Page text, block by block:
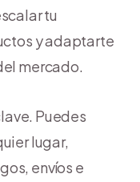
tu
y adaptarte
mercado.
Puedes
lugar,
envíos e